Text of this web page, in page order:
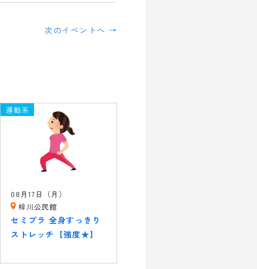
次のイベントへ →
運動系
08月17日（月）
梓川公民館
セミプラ 全身すっきり
ストレッチ【強度★】